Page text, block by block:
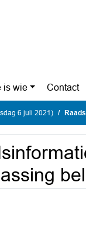
is wie Contact
6 juli 2021)